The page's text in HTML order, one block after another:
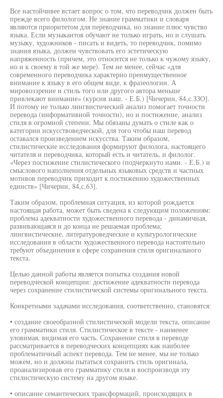
Все настойчивее встает вопрос о том, что переводчик должен быть
прежде всего филологом. Не знание грамматики и словаря
являются приоритетом для переводчика, но знание плюс чувство
языка. Если музыкантов обучают не только играть, но и слушать
музыку, художников - писать и видеть, то переводчик, помимо
знания языка, должен чувствовать его эстетическую
напряженность (причем, это относится не только к чужому языку,
но и к своему в той же мере). Тем не менее, сейчас «для
современного переводчика характерно преимущественное
внимание к языку в его общем виде, к фразеологии. А
мировоззрение и стиль того или другого автора меньше
привлекают внимание» (курсив наш. - Е.Б.) [Чичерин, 84,с.ЗЗО].
И потому не только лингвистический анализ помогает точности
перевода (информативной точности), но и постижение, анализ
стиля в огромной степени. Мы обязаны думать о стиле как о
категории искусствоведческой, для того чтобы наш перевод
оставался произведением искусства. Таким образом,
стилистические исследования формируют филолога, настоящего
читателя и переводчика, который есть и читатель, и филолог.
«Через постижение стилистического (подчеркнуто нами. - Е.Б.) и
смыслового наполнения отдельных языковых средств и частных
мотивов переводчик приходит к постижению художественных
единств» [Чичерин, 84,с.63].
Таким образом, проблемная ситуация, из которой рождается
настоящая работа, может быть сведена к следующим положениям:
проблема адекватности художественного перевода - динамичная,
развивающаяся и до конца не решаемая проблема;
лингвистические, литературоведческие и культурологические
исследования в области художественного перевода настоятельно
требуют объединения в сфере сохранения стиля оригинального
текста.
Целью данной работы является попытка создания новой
переводческой концепции: достижение адекватности перевода
через сохранение стилистической системы оригинального текста.
Конкретными задачами исследования, соответственно, становятся:
• создание своеобразной стилистической модели текста, описание
его грамматики стиля. Стилистическое в тексте - наименее
уловимая, видимая его часть. Сохранение стиля в переводе
рассматривается в переводческих концепциях как наиболее
проблематичный аспект перевода. Тем не менее, мы не только
можем, но и должны пытаться сохранить стиль оригинала,
проанализировав его грамматику стиля и воспроизводя эту
стилистическую систему на другом языке.
• описание семантических трансформаций, происходящих в